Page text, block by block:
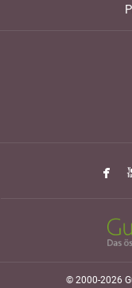
© 2000-2026